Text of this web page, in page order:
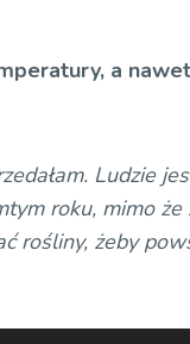
a nawet
Ludzie
roku, mimo że
rośliny, żeby